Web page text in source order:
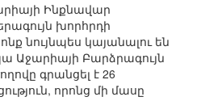
Ինքնավար
խորհրդի
նույնպես կայանալու են
Աջարիայի Բարձրագույն
գրանցել է 26
որոնց մի մասը